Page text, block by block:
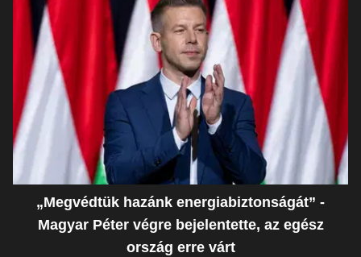
„Megvédtük hazánk energiabiztonságát” -
Magyar Péter végre bejelentette, az egész
ország erre várt